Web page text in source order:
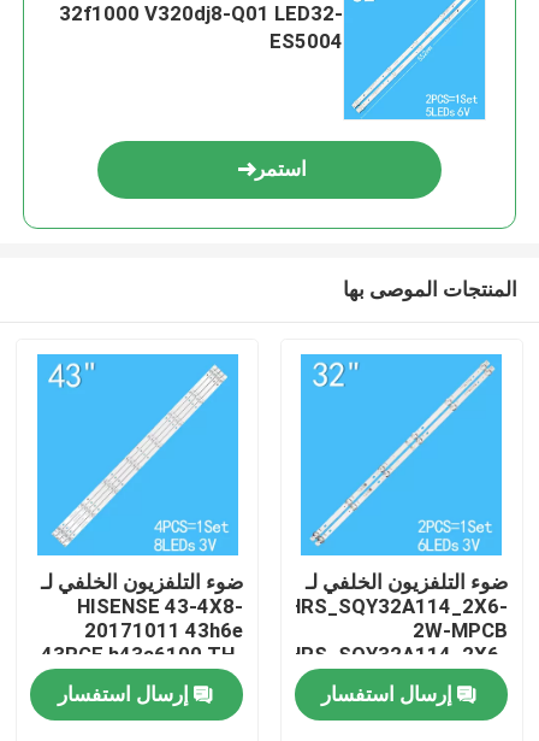
32f1000 V320dj8-Q01 LED32-
ES5004
استمر
المنتجات الموصى بها
ضوء التلفزيون الخلفي لـ
HRS_SQY32A114_2X6-
2W-MPCB
HRS_SQY32A114_2X6-
2W-MPCB 12MMV6
EX-32HT002B V1T09
إرسال استفسار
ضوء التلفزيون الخلفي لـ
HISENSE 43-4X8-
20171011 43h6e
43RGE h43a6100 TH-
43FX500C
JL.D42581330-
003AS-M 43H6E
إرسال استفسار